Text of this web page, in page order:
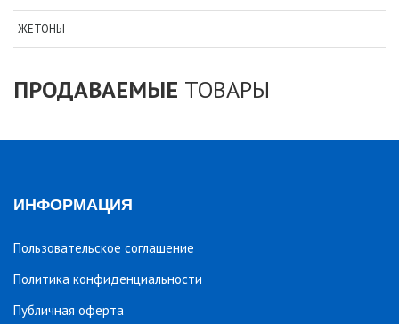
ЖЕТОНЫ
ПРОДАВАЕМЫЕ ТОВАРЫ
ИНФОРМАЦИЯ
Пользовательское соглашение
Политика конфиденциальности
Публичная оферта